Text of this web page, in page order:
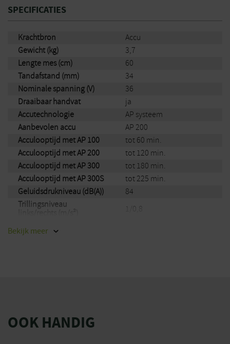
met de HSA 100 van STIHL. Bij het zagen dicht bij de grond of op
muren beschermt de opschroefbare geleider de snijset tegen
De snoerloze heggenschaar HSA 100 heeft een snijlengte van 60
cm.
Machine wordt standaard geleverd zonder accu en lader.
SPECIFICATIES
Krachtbron
Accu
Gewicht (kg)
3,7
Lengte mes (cm)
60
Tandafstand (mm)
34
Nominale spanning (V)
36
Draaibaar handvat
ja
Accutechnologie
AP systeem
Aanbevolen accu
AP 200
Acculooptijd met AP 100
tot 60 min.
Acculooptijd met AP 200
tot 120 min.
Acculooptijd met AP 300
tot 180 min.
Acculooptijd met AP 300S
tot 225 min.
Geluidsdrukniveau (dB(A))
84
Trillingsniveau
1/0,8
Merk
Bekijk meer
OOK HANDIG